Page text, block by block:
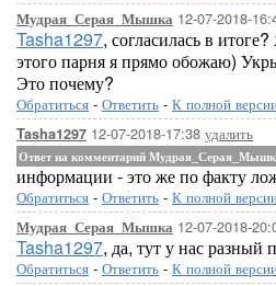
Мудрая_Серая_Мышка 12-07-2018-
Tasha1297, согласилась в
этого парня я прямо обожаю)
Это почему?
Обратиться - Ответить - К полной
Tasha1297 12-07-2018-17:38 удалить
Ответ на комментарий
информации - это же по факту
Обратиться - Ответить - К полной
Мудрая_Серая_Мышка 12-07-2018-
Tasha1297, да, тут у нас разный
Обратиться - Ответить - К полной